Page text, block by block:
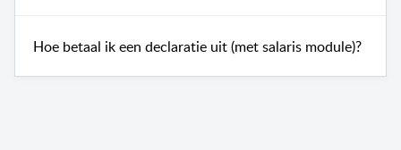
Hoe betaal ik een declaratie uit (met salaris module)?